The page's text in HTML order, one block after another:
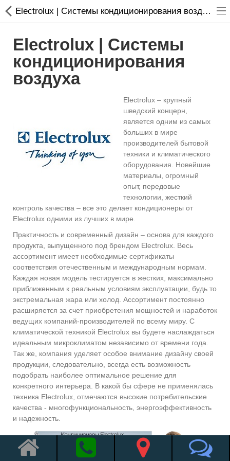
Кондиционирование
Отопление
сравнить
Electrolux | Системы кондиционирования воздуха
Electrolux | Системы
кондиционирования
воздуха
Electrolux – крупный
шведский концерн,
является одним из самых
больших в мире
производителей бытовой
техники и климатического
оборудования. Новейшие
материалы, огромный
опыт, передовые
технологии, жесткий
контроль качества – все это делает кондиционеры от
Electrolux одними из лучших в мире.
Практичность и современный дизайн – основа для каждого
продукта, выпущенного под брендом Electrolux. Весь
ассортимент имеет необходимые сертификаты
соответствия отечественным и международным нормам.
Каждая новая модель тестируется в жестких, максимально
приближенным к реальным условиям эксплуатации, будь то
экстремальная жара или холод. Ассортимент постоянно
расширяется за счет приобретения мощностей и наработок
ведущих компаний-производителей по всему миру. С
климатической техникой Electrolux вы будете наслаждаться
идеальным микроклиматом независимо от времени года.
Так же, компания уделяет особое внимание дизайну своей
продукции, следовательно, всегда есть возможность
подобрать наиболее оптимальное решение для
конкретного интерьера. В какой бы сфере не применялась
техника Electrolux, отмечаются высокие потребительские
качества - многофункциональность, энергоэффективность
и надежность.